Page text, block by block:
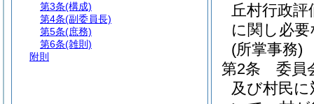
丘村行政評
に関し必
(所掌事務)
第2条
委員
及び村民
第3条(構成)
第4条(副委員長)
第5条(庶務)
第6条(雑則)
附則